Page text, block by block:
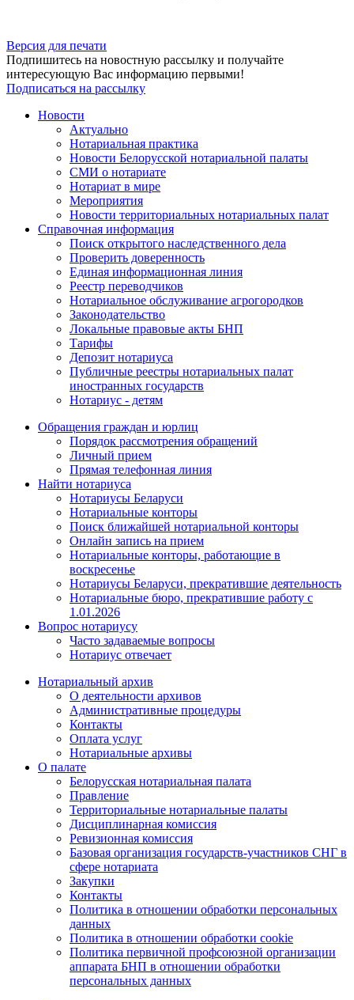
Версия для печати
Подпишитесь на новостную рассылку и получайте
интересующую Вас информацию первыми!
Подписаться на рассылку
Новости
Актуально
Нотариальная практика
Новости Белорусской нотариальной палаты
СМИ о нотариате
Нотариат в мире
Мероприятия
Новости территориальных нотариальных палат
Справочная информация
Поиск открытого наследственного дела
Проверить доверенность
Единая информационная линия
Реестр переводчиков
Нотариальное обслуживание агрогородков
Законодательство
Локальные правовые акты БНП
Тарифы
Депозит нотариуса
Публичные реестры нотариальных палат
иностранных государств
Нотариус - детям
Обращения граждан и юрлиц
Порядок рассмотрения обращений
Личный прием
Прямая телефонная линия
Найти нотариуса
Нотариусы Беларуси
Нотариальные конторы
Поиск ближайшей нотариальной конторы
Онлайн запись на прием
Нотариальные конторы, работающие в
воскресенье
Нотариусы Беларуси, прекратившие деятельность
Нотариальные бюро, прекратившие работу с
1.01.2026
Вопрос нотариусу
Часто задаваемые вопросы
Нотариус отвечает
Нотариальный архив
О деятельности архивов
Административные процедуры
Контакты
Оплата услуг
Нотариальные архивы
О палате
Белорусская нотариальная палата
Правление
Территориальные нотариальные палаты
Дисциплинарная комиссия
Ревизионная комиссия
Базовая организация государств-участников СНГ в
сфере нотариата
Закупки
Контакты
Политика в отношении обработки персональных
данных
Политика в отношении обработки cookie
Политика первичной профсоюзной организации
аппарата БНП в отношении обработки
персональных данных